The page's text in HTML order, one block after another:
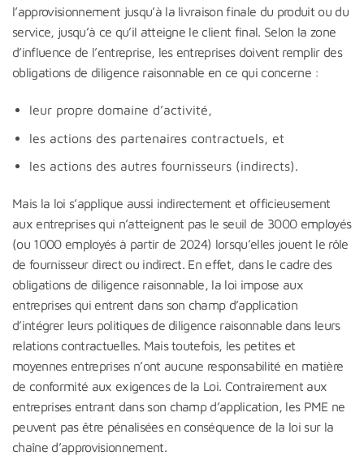
l’approvisionnement jusqu’à la livraison finale du produit ou du
service, jusqu’à ce qu’il atteigne le client final. Selon la zone
d’influence de l’entreprise, les entreprises doivent remplir des
obligations de diligence raisonnable en ce qui concerne :
leur propre domaine d’activité,
les actions des partenaires contractuels, et
les actions des autres fournisseurs (indirects).
Mais la loi s’applique aussi indirectement et officieusement
aux entreprises qui n’atteignent pas le seuil de 3000 employés
(ou 1000 employés à partir de 2024) lorsqu’elles jouent le rôle
de fournisseur direct ou indirect. En effet, dans le cadre des
obligations de diligence raisonnable, la loi impose aux
entreprises qui entrent dans son champ d’application
d’intégrer leurs politiques de diligence raisonnable dans leurs
relations contractuelles. Mais toutefois, les petites et
moyennes entreprises n’ont aucune responsabilité en matière
de conformité aux exigences de la Loi. Contrairement aux
entreprises entrant dans son champ d’application, les PME ne
peuvent pas être pénalisées en conséquence de la loi sur la
chaîne d’approvisionnement.